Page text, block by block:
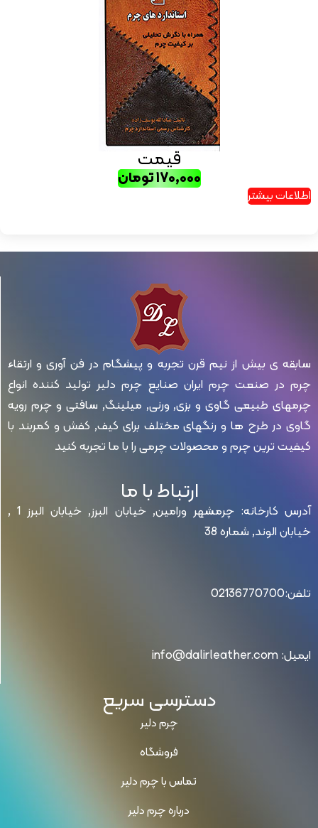
قیمت
۱۷۰,۰۰۰تومان
اطلاعات بیشتر
سابقه ی بیش از نیم قرن تجربه و پیشگام در فن آوری و ارتقاء
چرم در صنعت چرم ایران صنایع چرم دلیر تولید کننده انواع
چرمهای طبیعی گاوی و بزی, ورنی, میلینگ, سافتی و چرم رویه
گاوی در طرح ها و رنگهای مختلف برای کیف, کفش و کمربند با
کیفیت ترین چرم و محصولات چرمی را با ما تجربه کنید
ارتباط با ما
آدرس کارخانه: چرمشهر ورامین, خیابان البرز, خیابان البرز 1 ,
خیابان الوند, شماره 38
تلفن:02136770700
ایمیل: info@dalirleather.com
دسترسی سریع
چرم دلیر
فروشگاه
تماس با چرم دلیر
درباره چرم دلیر